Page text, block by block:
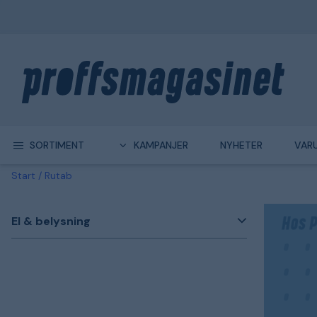
SORTIMENT KAMPANJER NYHETER
Start Rutab
El & belysning